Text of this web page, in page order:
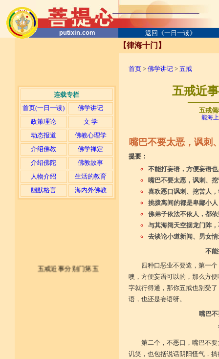
putixin.com 返回《一日一读》
连载专栏
首页(一日一读)
佛学讲记
政策理论
文 学
动态报道
佛教心理学
介绍佛教
佛学禅定
介绍佛陀
佛教故事
人物介绍
生活的教育
幽默格言
海内外佛教
【律海十门】
首页 > 佛学讲记 > 五戒
五戒近
五戒
能海
嘴巴不要太恶，讽刺
提要：
不能打妄语，方便妄语
嘴巴不要太恶，讽刺、
喜欢恶口讽刺、挖苦人
挑拨离间的都是卑鄙小
佛弟子依法不依人，都
与其海阔天空摆龙门阵
去谈论小道新闻、男女
不
四种口恶业不要造，第一
噢，方便妄语可以的，那么方
字就行得通，那你五戒也别受
语，也还是妄语呀。
嘴巴
第二个，不恶口，嘴巴不
讥笑，也包括说话阴阳怪气，
五戒近事分别门第五